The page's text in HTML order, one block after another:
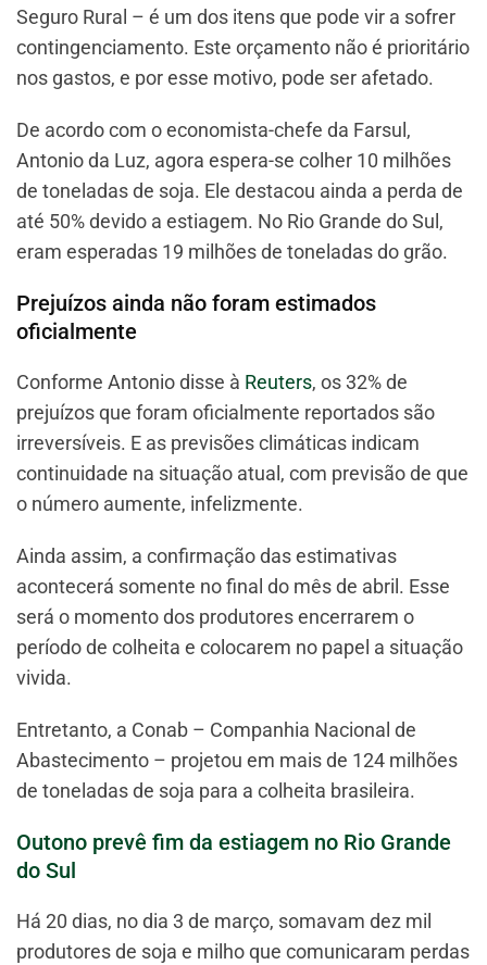
Seguro Rural – é um dos itens que pode vir a sofrer
contingenciamento. Este orçamento não é prioritário
nos gastos, e por esse motivo, pode ser afetado.
De acordo com o economista-chefe da Farsul,
Antonio da Luz, agora espera-se colher 10 milhões
de toneladas de soja. Ele destacou ainda a perda de
até 50% devido a estiagem. No Rio Grande do Sul,
eram esperadas 19 milhões de toneladas do grão.
Prejuízos ainda não foram estimados
oficialmente
Conforme Antonio disse à Reuters, os 32% de
prejuízos que foram oficialmente reportados são
irreversíveis. E as previsões climáticas indicam
continuidade na situação atual, com previsão de que
o número aumente, infelizmente.
Ainda assim, a confirmação das estimativas
acontecerá somente no final do mês de abril. Esse
será o momento dos produtores encerrarem o
período de colheita e colocarem no papel a situação
vivida.
Entretanto, a Conab – Companhia Nacional de
Abastecimento – projetou em mais de 124 milhões
de toneladas de soja para a colheita brasileira.
Outono prevê fim da estiagem no Rio Grande
do Sul
Há 20 dias, no dia 3 de março, somavam dez mil
produtores de soja e milho que comunicaram perdas